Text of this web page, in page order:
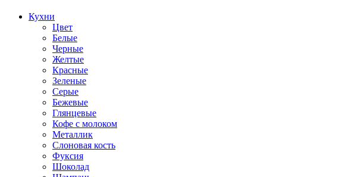
Кухни
Цвет
Белые
Черные
Желтые
Красные
Зеленые
Серые
Бежевые
Глянцевые
Кофе с молоком
Металлик
Слоновая кость
Фуксия
Шоколад